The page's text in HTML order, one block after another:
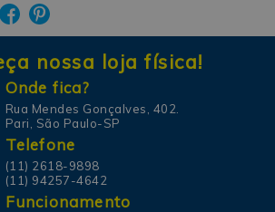
nossa loja física!
Onde fica?
Rua Mendes Gonçalves, 402.
Pari, São Paulo-SP
Telefone
(11) 2618-9898
(11) 94257-4642
Funcionamento